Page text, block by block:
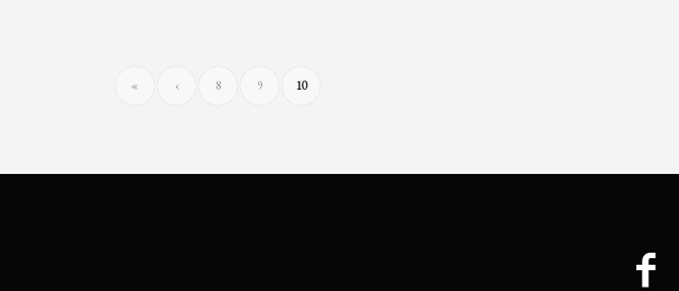
« ‹ 8 9 10